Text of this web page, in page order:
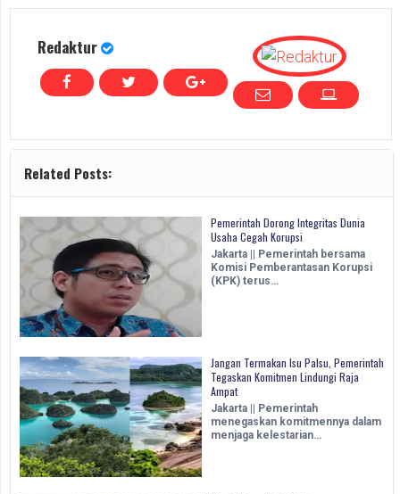
Redaktur
Related Posts:
Pemerintah Dorong Integritas Dunia
Usaha Cegah Korupsi
Jakarta || Pemerintah bersama
Komisi Pemberantasan Korupsi
(KPK) terus…
Jangan Termakan Isu Palsu, Pemerintah
Tegaskan Komitmen Lindungi Raja
Ampat
Jakarta || Pemerintah
menegaskan komitmennya dalam
menjaga kelestarian…